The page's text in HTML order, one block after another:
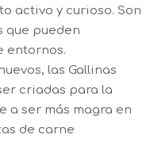
activo y curioso. Son
que pueden
entornos.
las Gallinas
criadas para la
a ser más magra en
de carne